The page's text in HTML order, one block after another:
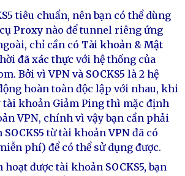
tiêu chuẩn, nên bạn có thể dùng
Proxy nào để tunnel riêng ứng
chỉ cần có Tài khoản & Mật
đã xác thực với hệ thống của
Bởi vìVPN và SOCKS5 là 2 hệ
hoàn toàn độc lập với nhau, khi
tài khoản Giảm Ping thì mặc định
VPN, chính vì vậy bạn cần phải
SOCKS5 từ tài khoảnVPN đã có
phí) để có thể sử dụng được.
hoạt được tài khoản SOCKS5,bạn